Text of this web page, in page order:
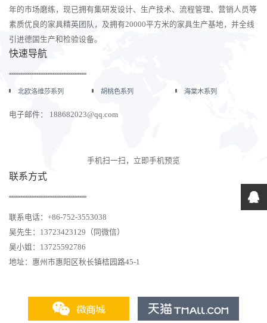
年的市场磨练，现已拥有集研发设计、生产技术、流程管理、营销人员等
素质优良的家具精英团队，及拥有20000平方米的家具生产基地，并全线
引进德国生产和检验设备。
快速导航
北欧洛维莎系列 胡桃色系列 海棠木系列
电子邮件： 188682023@qq.com
手机扫一扫，立即手机预览
联系方式
联系电话：+86-752-3553038
吴先生：13723423129（同微信）
吴小姐：13725592786
地址：惠州市惠阳区秋长镇桔园路45-1